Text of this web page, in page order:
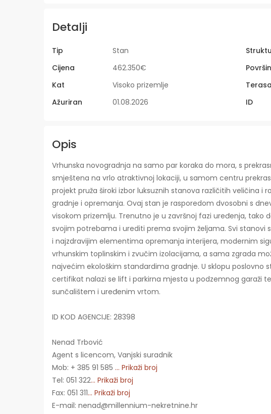
Detalji
Tip Stan
Cijena
462.350€
Kat
Visoko prizemlje Terasa
Ažuriran
01.08.2026 ID
Opis
Vrhunska novogradnja na samo par koraka do mora, s
smještena na vrlo atraktivnoj lokaciji, u samom centru
projekt pruža široki izbor luksuznih stanova različitih veličina i
gradnje i opremanja. Ovaj stan je rasporedom dvosobni s
visokom prizemlju. Trenutno je u završnoj fazi uređenja, tako
svojim potrebama i urediti prema svojim željama. Svi
i najzdravijim elementima opremanja interijera, modernim
vrhunskim toplinskim i zvučim izolacijama, a sama zgrada
najvećim ekološkim standardima gradnje. U sklopu poslovno
certifikat nalazi se lift i parkirna mjesta u podzemnog garaži
sunčalištem i uređenim vrtom.
ID KOD AGENCIJE: 28398
Nenad Trbović
Agent s licencom, Vanjski suradnik
Mob: + 385 91 585 ... Prikaži broj
Tel: 051 322... Prikaži broj
Fax: 051 311... Prikaži broj
E-mail: nenad@millennium-nekretnine.hr